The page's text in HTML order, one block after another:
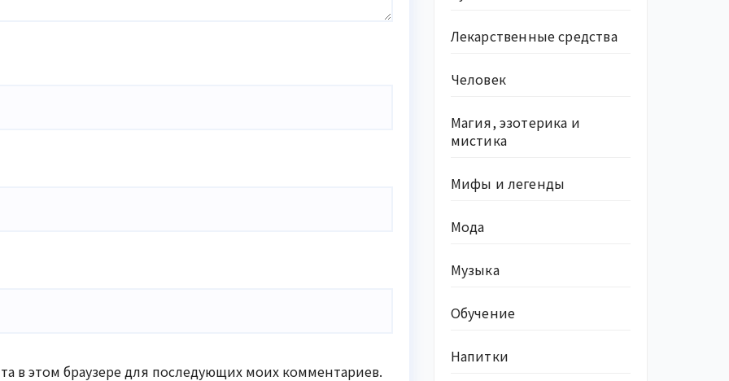
в этом браузере для последующих моих комментариев.
Лекарственные средства
Человек
Магия, эзотерика и
мистика
Мифы и легенды
Мода
Музыка
Обучение
Напитки